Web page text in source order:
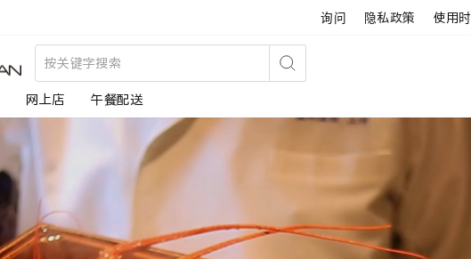
询问 隐私政策 使用时
搜
网上店 午餐配送